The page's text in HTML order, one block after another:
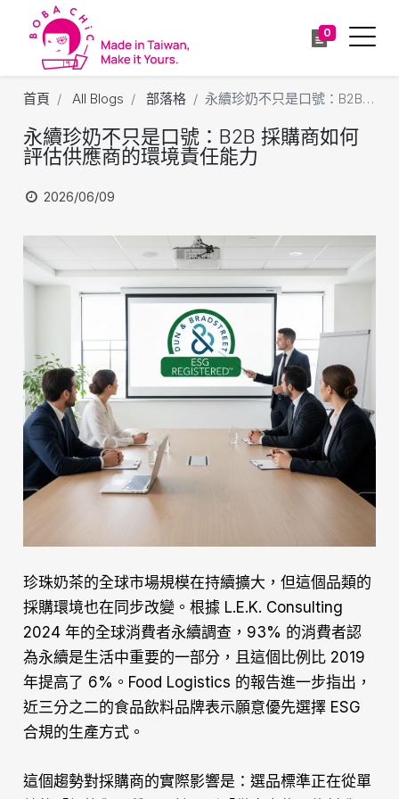
0
首頁 All Blogs 部落格 永續珍奶不只是口號：B2B 採購商如何評估供應商的環境責任能力
永續珍奶不只是口號：B2B 採購商如何
評估供應商的環境責任能力
2026/06/09
珍珠奶茶的全球市場規模在持續擴大，但這個品類的
採購環境也在同步改變。根據 L.E.K. Consulting
2024 年的全球消費者永續調查，93% 的消費者認
為永續是生活中重要的一部分，且這個比例比 2019
年提高了 6%。Food Logistics 的報告進一步指出，
近三分之二的食品飲料品牌表示願意優先選擇 ESG
合規的生產方式。
這個趨勢對採購商的實際影響是：選品標準正在從單